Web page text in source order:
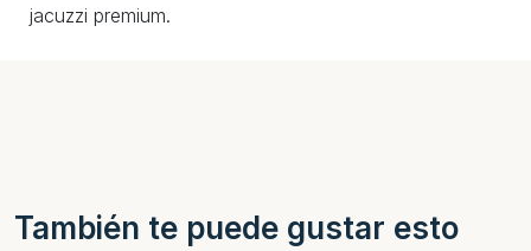
jacuzzi premium.
También te puede gustar esto